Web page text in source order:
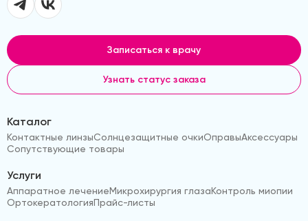
Записаться к врачу
Узнать статус заказа
Каталог
Контактные линзыСолнцезащитные очкиОправыАксессуары
Сопутствующие товары
Услуги
Аппаратное лечениеМикрохирургия глазаКонтроль миопии
ОртокератологияПрайс-листы